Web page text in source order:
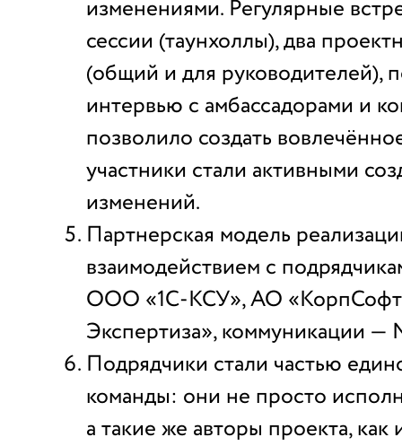
изменениями. Регулярные
сессии (таунхоллы), два
(общий и для руководителей),
интервью с амбассадорами и
позволило создать
участники стали активными
изменений.
Партнерская модель
взаимодействием с
ООО «1С-КСУ», АО
Экспертиза», коммуникации —
Подрядчики стали частью
команды: они не просто
а такие же авторы проекта, как